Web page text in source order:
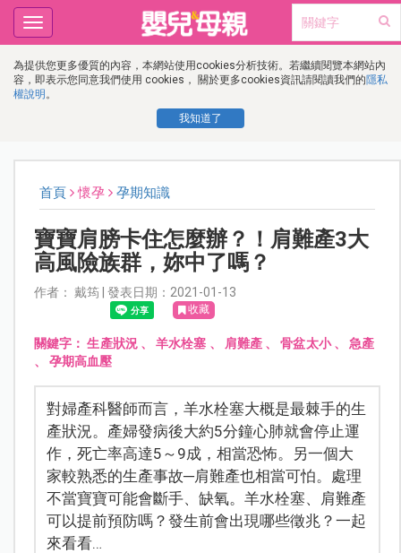
為提供您更多優質的內容，本網站使用cookies分析技術。若繼續閱覽本網站內
容，即表示您同意我們使用 cookies， 關於更多cookies資訊請閱讀我們的隱私
權說明 。
我知道了
Toggle
navigation
首頁 懷孕 孕期知識
寶寶肩膀卡住怎麼辦？！肩難產3大
高風險族群，妳中了嗎？
作者： 戴筠 | 發表日期：2021-01-13
收藏
關鍵字：生產狀況、羊水栓塞 、 肩難產 、骨盆太小、 急產
、 孕期高血壓
對婦產科醫師而言，羊水栓塞大概是最棘手的生
產狀況。產婦發病後大約5分鐘心肺就會停止運
作，死亡率高達5～9成，相當恐怖。另一個大
家較熟悉的生產事故─肩難產也相當可怕。處理
不當寶寶可能會斷手、缺氧。羊水栓塞、肩難產
可以提前預防嗎？發生前會出現哪些徵兆？一起
來看看…